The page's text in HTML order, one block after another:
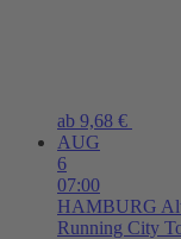
ab 9,68 €
AUG
6
07:00
HAMBURG
Running City